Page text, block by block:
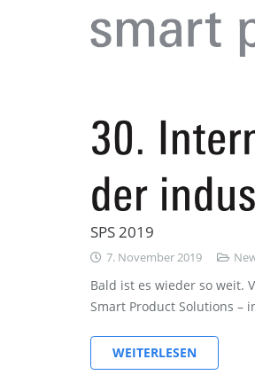
SPS 2019
7. November 2019
Bald ist es wieder so weit.
Smart Product Solutions –
WEITERLESEN